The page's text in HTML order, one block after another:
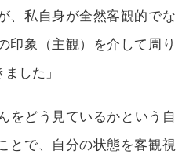
、私自身が全然客観的でな
印象（主観）を介して周り
した」
をどう見ているかという自
とで、自分の状態を客観視